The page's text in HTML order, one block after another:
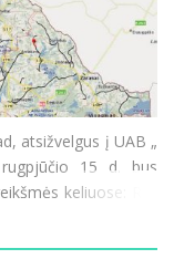
atsižvelgus į UAB „
15 d. bus
keliuose: RK-
rugpjūč